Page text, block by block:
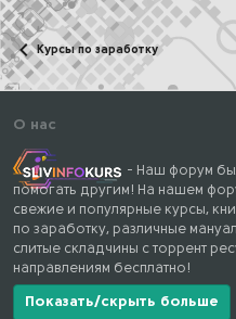
Курсы по заработку
О нас
- Наш форум
помогать другим! На нашем
свежие и популярные курсы,
по заработку, различные
слитые складчины с торрент
направлениям бесплатно!
Показать/скрыть больше